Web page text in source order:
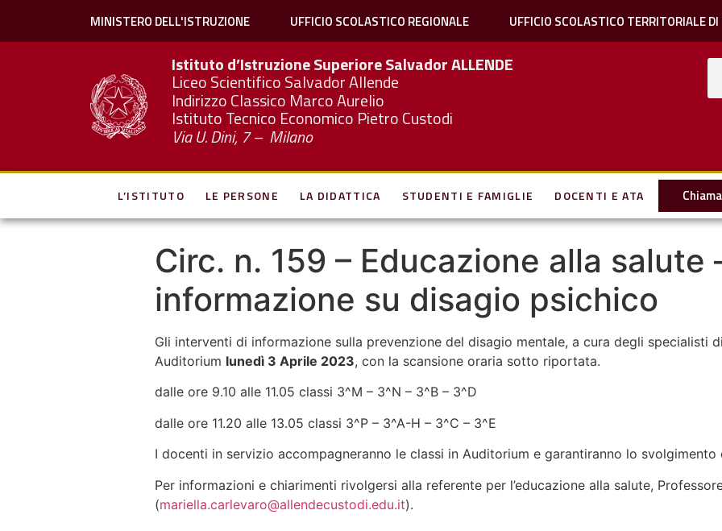
MINISTERO DELL'ISTRUZIONE UFFICIO SCOLASTICO REGIONALE UFFICIO SCOLASTICO TERRITORIALE
Istituto d’Istruzione Superiore SalvadorALLENDE
Liceo Scientifico Salvador Allende
Indirizzo Classico Marco Aurelio
Istituto Tecnico Economico Pietro Custodi
Via U. Dini, 7 – Milano
L’ISTITUTO LE PERSONE LA DIDATTICA STUDENTI E FAMIGLIE DOCENTI E ATA
Circ. n. 159 – Educazione alla salute
informazione su disagio psichico
Gli interventi di informazione sulla prevenzione del disagio mentale, a cura degli specialisti
Auditorium lunedì 3 Aprile 2023, con la scansione oraria sotto riportata.
dalle ore 9.10 alle 11.05 classi 3^M – 3^N – 3^B – 3^D
dalle ore 11.20 alle 13.05 classi 3^P – 3^A-H – 3^C – 3^E
I docenti in servizio accompagneranno le classi in Auditorium e garantiranno lo svolgimento
Per informazioni e chiarimenti rivolgersi alla referente per l’educazione alla salute,
(mariella.carlevaro@allendecustodi.edu.it).